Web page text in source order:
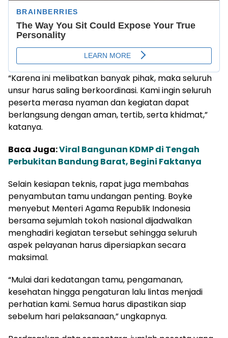
“Karena ini melibatkan banyak pihak, maka seluruh
unsur harus saling berkoordinasi. Kami ingin seluruh
peserta merasa nyaman dan kegiatan dapat
berlangsung dengan aman, tertib, serta khidmat,”
katanya.
Baca Juga:Viral Bangunan KDMP di Tengah
Perbukitan Bandung Barat, Begini Faktanya
Selain kesiapan teknis, rapat juga membahas
penyambutan tamu undangan penting. Boyke
menyebut Menteri Agama Republik Indonesia
bersama sejumlah tokoh nasional dijadwalkan
menghadiri kegiatan tersebut sehingga seluruh
aspek pelayanan harus dipersiapkan secara
maksimal.
“Mulai dari kedatangan tamu, pengamanan,
kesehatan hingga pengaturan lalu lintas menjadi
perhatian kami. Semua harus dipastikan siap
sebelum hari pelaksanaan,” ungkapnya.